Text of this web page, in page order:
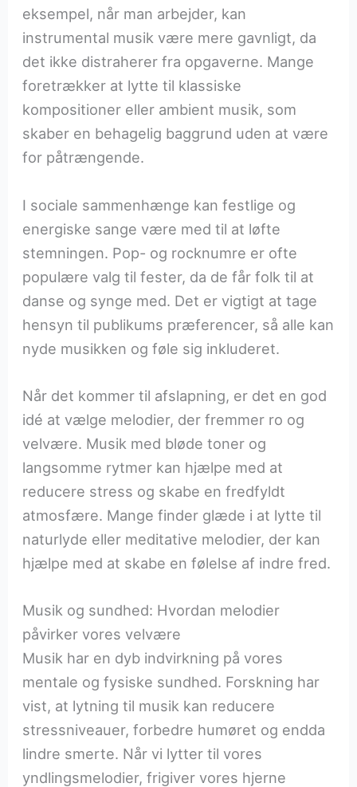
eksempel, når man arbejder, kan
instrumental musik være mere gavnligt, da
det ikke distraherer fra opgaverne. Mange
foretrækker at lytte til klassiske
kompositioner eller ambient musik, som
skaber en behagelig baggrund uden at være
for påtrængende.
I sociale sammenhænge kan festlige og
energiske sange være med til at løfte
stemningen. Pop- og rocknumre er ofte
populære valg til fester, da de får folk til at
danse og synge med. Det er vigtigt at tage
hensyn til publikums præferencer, så alle kan
nyde musikken og føle sig inkluderet.
Når det kommer til afslapning, er det en god
idé at vælge melodier, der fremmer ro og
velvære. Musik med bløde toner og
langsomme rytmer kan hjælpe med at
reducere stress og skabe en fredfyldt
atmosfære. Mange finder glæde i at lytte til
naturlyde eller meditative melodier, der kan
hjælpe med at skabe en følelse af indre fred.
Musik og sundhed: Hvordan melodier
påvirker vores velvære
Musik har en dyb indvirkning på vores
mentale og fysiske sundhed. Forskning har
vist, at lytning til musik kan reducere
stressniveauer, forbedre humøret og endda
lindre smerte. Når vi lytter til vores
yndlingsmelodier, frigiver vores hjerne